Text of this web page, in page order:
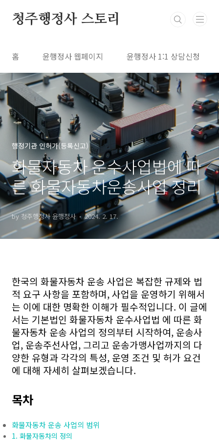
청주행정사 스토리
홈 윤행정사 웹페이지 윤행정사 1:1 상담신청
행정기관 인허가(등록신고)
화물자동차 운수사업법에 따
른 화물자동차운송사업 정리
by 청주행정사 윤행정사 2024. 2. 17.
한국의 화물자동차 운송 사업은 복잡한 규제와 법
적 요구 사항을 포함하며, 사업을 운영하기 위해서
는 이에 대한 명확한 이해가 필수적입니다. 이 글에
서는 기본법인 화물자동차 운수사업법 에 따른 화
물자동차 운송 사업의 정의부터 시작하여, 운송사
업, 운송주선사업, 그리고 운송가맹사업까지의 다
양한 유형과 각각의 특성, 운영 조건 및 허가 요건
에 대해 자세히 살펴보겠습니다.
목차
화물자동차 운송 사업의 범위
1. 화물자동차의 정의